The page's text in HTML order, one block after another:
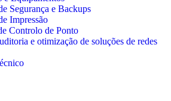
Segurança e Backups
Impressão
Controlo de Ponto
e otimização de soluções de redes